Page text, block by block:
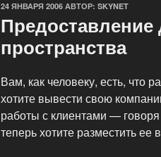
ОПУБЛИКОВАНО
24 ЯНВАРЯ 2006 АВТОР: SKYNET
Предоставление
пространства
Вам, как человеку, есть, что
хотите вывести свою
работы с клиентами —
теперь хотите разместить ее